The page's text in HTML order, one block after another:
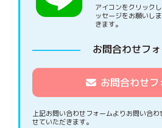
アイコンをクリック
ッセージをお願いし
きます。
お問合わせフ
お問合わせフ
上記お問い合わせフォームよりお問い合わ
せていただきます。